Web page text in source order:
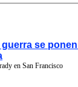
se
en San Francisco